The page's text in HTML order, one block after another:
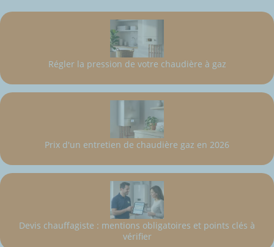
Régler la pression de votre chaudière à gaz
Prix d'un entretien de chaudière gaz en 2026
Devis chauffagiste : mentions obligatoires et points clés à
vérifier